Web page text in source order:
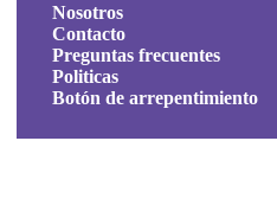
Nosotros
Contacto
Preguntas frecuentes
Politicas
Botón de arrepentimiento